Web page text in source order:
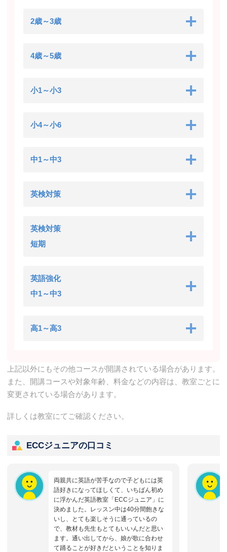
2歳～3歳
4歳～5歳
小1～小3
小4～小6
中1～中3
英検対策
英検対策
短期
英語強化
中1～中3
高1～高3
上記以外にもその他コースが開講されている場合があります。
また、開講コースや対象年齢、料金などの内容は、教室ごとに
変更されている場合があります。
詳しくは教室にてご確認ください。
ECCジュニアの口コミ
両親共に英語が苦手なので子どもには英
語好きになってほしくて、いちばん初め
に浮かんだ英語教室「ECCジュニア」に
決めました。レッスン中は40分間飽きな
いし、とても楽しそうに通っているの
で、教材も先生もとてもいいんだと思い
ます。通い出してから、娘が歌に合わせ
て踊ることが好きだということを知りま